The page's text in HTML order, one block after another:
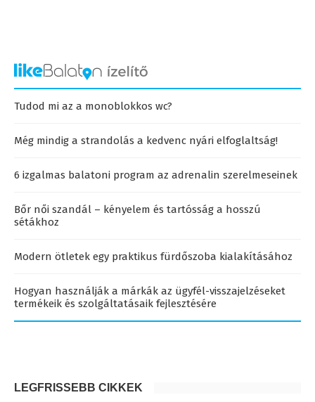
Tudod mi az a monoblokkos wc?
Még mindig a strandolás a kedvenc nyári elfoglaltság!
6 izgalmas balatoni program az adrenalin szerelmeseinek
Bőr női szandál – kényelem és tartósság a hosszú
sétákhoz
Modern ötletek egy praktikus fürdőszoba kialakításához
Hogyan használják a márkák az ügyfél-visszajelzéseket
termékeik és szolgáltatásaik fejlesztésére
LEGFRISSEBB CIKKEK